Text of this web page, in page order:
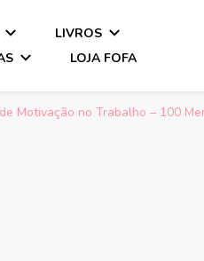
LIVROS
LOJA FOFA
Motivação no Trabalho – 100